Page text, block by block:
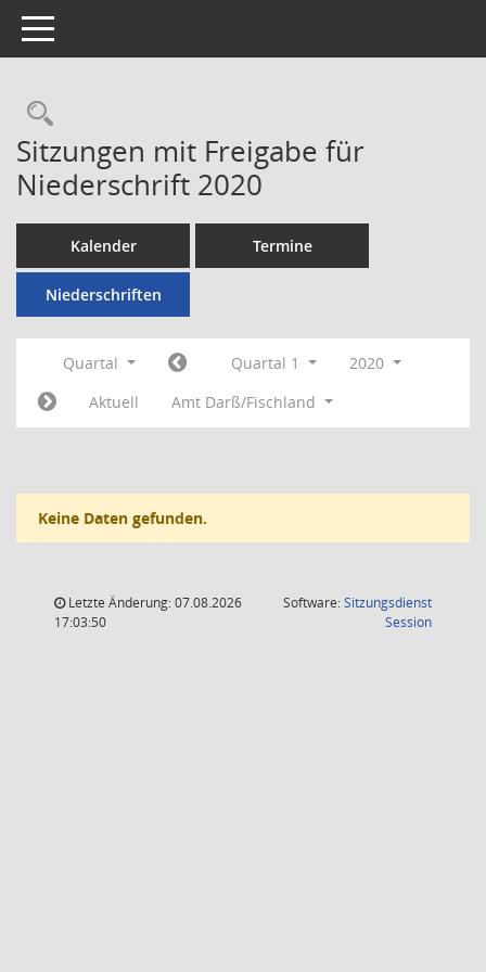
Toggle navigation
Rechercheauswahl
Sitzungen mit Freigabe für
Niederschrift 2020
Kalender Termine
Niederschriften
Quartal Quartal 1
2020
Aktuell
Amt Darß/Fischland
Keine Daten gefunden.
Letzte Änderung: 07.08.2026
17:03:50
Software:Sitzungsdienst
Session(Wird in